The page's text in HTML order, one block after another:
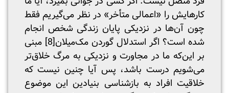
کارهایش را «اعمالی متأخر» در نظر می‌گیریم فقط
چون آن‌ها در نزدیکی پایان زندگی شخص انجام
شده است؟ اگر استدلال گوردن ‌مک‌میلان[8]
مبنی
بر این‌که ما در مجاورت و نزدیکی به مرگ خلاق‌تر
می‌شویم درست باشد، پس آیا چنین نیست که
خلاقیت افراد به بازشناسی بنیادین این موضوع